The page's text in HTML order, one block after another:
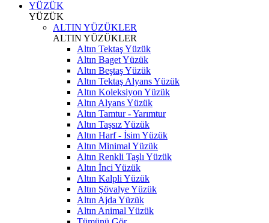
YÜZÜK
YÜZÜK
ALTIN YÜZÜKLER
ALTIN YÜZÜKLER
Altın Tektaş Yüzük
Altın Baget Yüzük
Altın Beştaş Yüzük
Altın Tektaş Alyans Yüzük
Altın Koleksiyon Yüzük
Altın Alyans Yüzük
Altın Tamtur - Yarımtur
Altın Taşsız Yüzük
Altın Harf - İsim Yüzük
Altın Minimal Yüzük
Altın Renkli Taşlı Yüzük
Altın İnci Yüzük
Altın Kalpli Yüzük
Altın Şövalye Yüzük
Altın Ajda Yüzük
Altın Animal Yüzük